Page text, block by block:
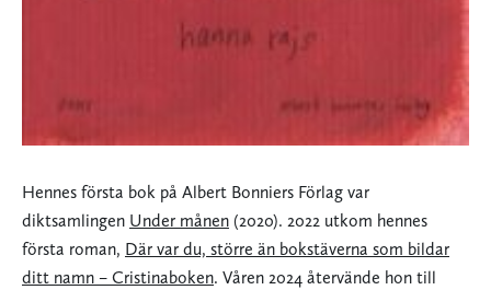
Hennes första bok på Albert Bonniers Förlag var
diktsamlingen Under månen (2020). 2022 utkom hennes
första roman, Där var du, större än bokstäverna som bildar
ditt namn – Cristinaboken. Våren 2024 återvände hon till